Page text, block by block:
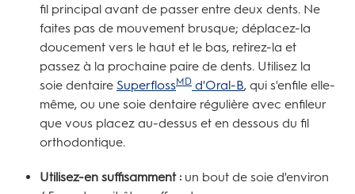
fil principal avant de passer entre deux dents. Ne
faites pas de mouvement brusque; déplacez-la
doucement vers le haut et le bas, retirez-la et
passez à la prochaine paire de dents. Utilisez la
soie dentaire SuperflossMD d'Oral-B, qui s'enfile elle-
même, ou une soie dentaire régulière avec enfileur
que vous placez au-dessus et en dessous du fil
orthodontique.
Utilisez-en suffisamment : un bout de soie d'environ